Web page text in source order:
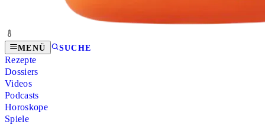
MENÜ SUCHE
Rezepte
Dossiers
Videos
Podcasts
Horoskope
Spiele